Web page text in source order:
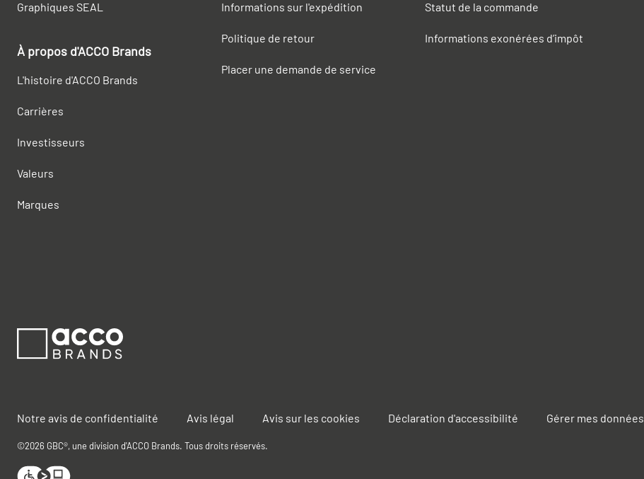
Graphiques SEAL
À propos d'ACCO Brands
L'histoire d'ACCO Brands
Carrières
Investisseurs
Valeurs
Marques
Informations sur l'expédition
Politique de retour
Placer une demande de service
Statut de la commande
Informations exonérées d’impôt
Notre avis de confidentialité Avis légal Avis sur les cookies Déclaration d'accessibilité Gérer mes données
©2026 GBC®, une division d'ACCO Brands. Tous droits réservés.